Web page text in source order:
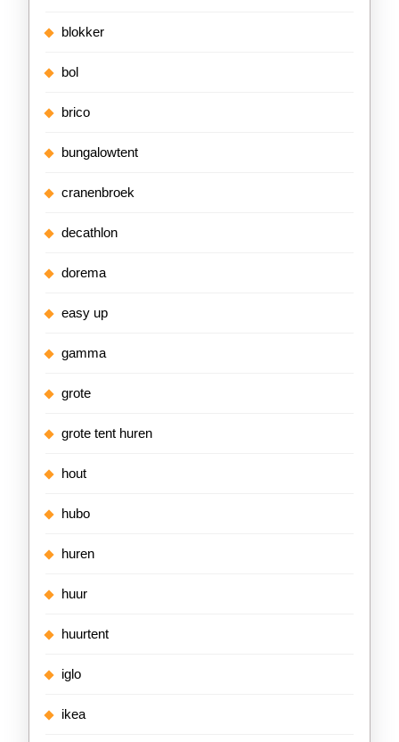
blokker
bol
brico
bungalowtent
cranenbroek
decathlon
dorema
easy up
gamma
grote
grote tent huren
hout
hubo
huren
huur
huurtent
iglo
ikea